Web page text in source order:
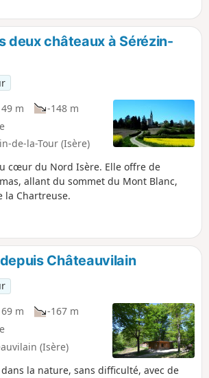
deux châteaux à Sérézin-
m
-148 m
de-la-Tour (Isère)
cœur du Nord Isère. Elle offre de
allant du sommet du Mont Blanc,
la Chartreuse.
Châteauvilain
m
-167 m
(Isère)
la nature, sans difficulté, avec de